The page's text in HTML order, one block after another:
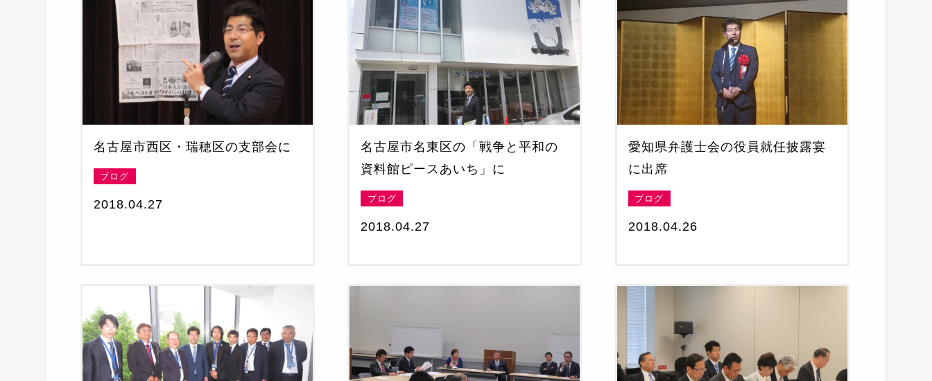
名古屋市西区・瑞穂区の支部会に
ブログ
2018.04.27
名古屋市名東区の「戦争と平和の
資料館ピースあいち」に
ブログ
2018.04.27
愛知県弁護士会の役員就任披露宴
に出席
ブログ
2018.04.26